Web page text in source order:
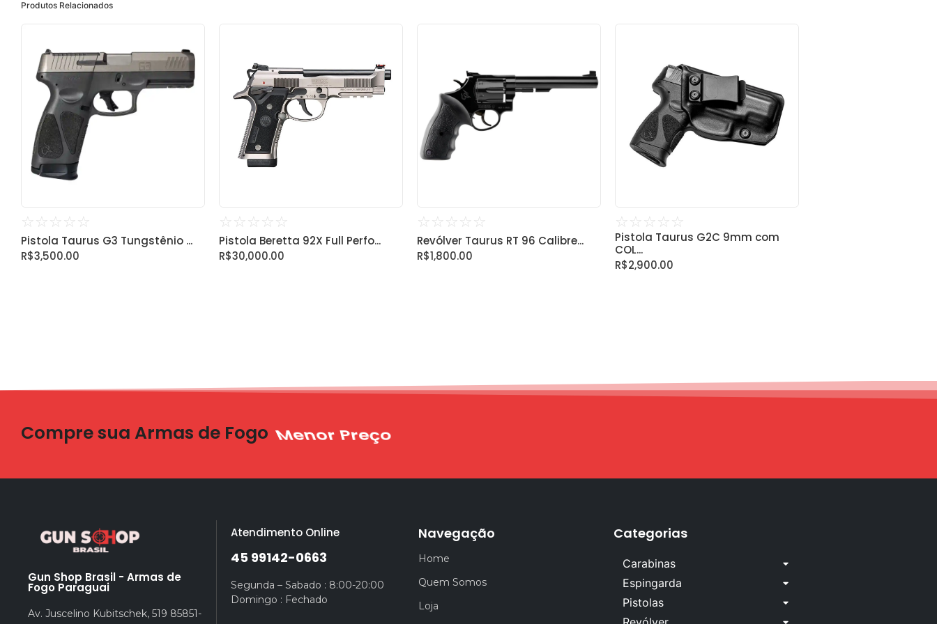
Produtos Relacionados
☆ ☆ ☆ ☆ ☆
Pistola Taurus G3 Tungstênio ...
R$3,500.00
☆ ☆ ☆ ☆ ☆
Pistola Beretta 92X Full Perfo...
R$30,000.00
☆ ☆ ☆ ☆ ☆
Revólver Taurus RT 96 Calibre...
R$1,800.00
☆ ☆ ☆ ☆ ☆
Pistola Taurus G2C 9mm com
COL...
R$2,900.00
Compre sua Armas de Fogo Entrega Rápida e Garantida
Gun Shop Brasil - Armas de
Fogo Paraguai
Av. Juscelino Kubitschek, 519 85851-
Atendimento Online
45 99142-0663
Segunda – Sabado : 8:00-20:00
Domingo : Fechado
Navegação
Home
Quem Somos
Loja
Categorias
Carabinas
Espingarda
Pistolas